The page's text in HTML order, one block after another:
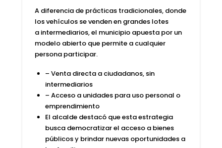
A diferencia de prácticas tradicionales, donde
los vehículos se venden en grandes lotes
a intermediarios, el municipio apuesta por un
modelo abierto que permite a cualquier
persona participar.
–Venta directa a ciudadanos, sin
intermediarios
– Acceso a unidades para uso personal o
emprendimiento
El alcalde destacó que esta estrategia
busca democratizarel acceso a bienes
públicos y brindar nuevas oportunidades a